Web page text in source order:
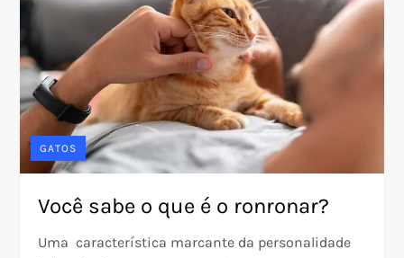
GATOS
Você sabe o que é o ronronar?
Uma característica marcante da personalidade